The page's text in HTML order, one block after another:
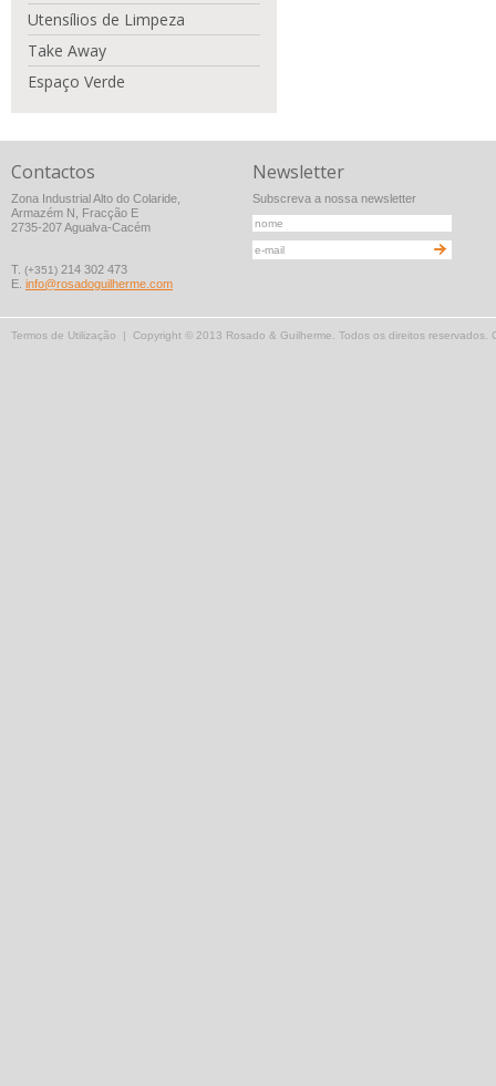
Utensílios de Limpeza
Take Away
Espaço Verde
Contactos
Zona Industrial Alto do Colaride,
Armazém N, Fracção E
2735-207 Agualva-Cacém
T. (+351) 214 302 473
E. info@rosadoguilherme.com
Newsletter
Subscreva a nossa newsletter
Termos de Utilização | Copyright © 2013 Rosado & Guilherme. Todos os direitos reservados.